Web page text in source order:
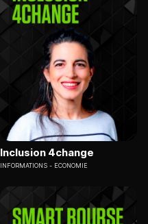
Inclusion 4change
INFORMATIONS ECONOMIE